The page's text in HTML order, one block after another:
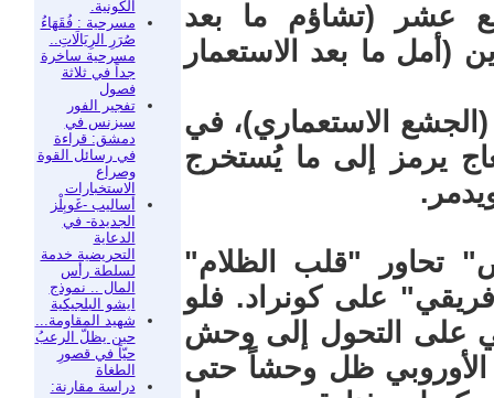
الكونية.
مسرحية : فُقَهَاءُ
صُرَرِ الرِيَالَاتِ..
مسرحية ساخرة
جداً في ثلاثة
فصول
تفجير الفور
سيزنس في
دمشق: قراءة
في رسائل القوة
وصراع
الاستخبارات
أساليب -غَوبِلْز
الجديدة- في
الدعاية
التحريضية خدمة
لسلطة رأس
المال .. نموذج
ايشو البلجيكية
شهيد المقاومة...
حين يظلّ الرعبُ
حيّاً في قصورِ
الطغاة
دراسة مقارنة:
عشر (تشاؤم ما بعد
(أمل ما بعد الاستعمار
الاستعماري)، في
يرمز إلى ما يُستخرج
تحاور "قلب الظلام"
على كونراد. فلو
على التحول إلى وحش
الأوروبي ظل وحشاً حتى